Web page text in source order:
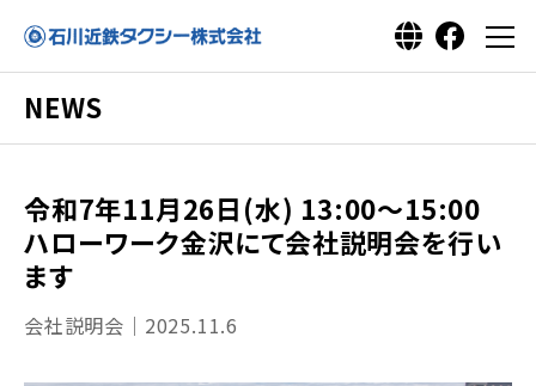
NEWS
令和7年11月26日(水) 13:00～15:00
ハローワーク金沢にて会社説明会を行い
ます
会社説明会｜2025.11.6